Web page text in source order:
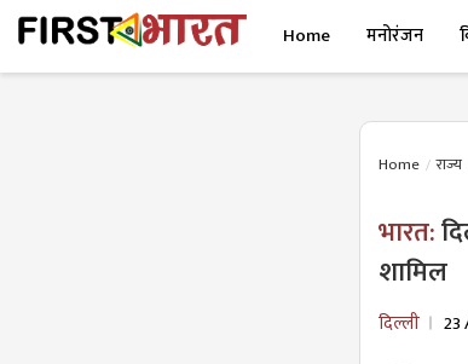
Home मनोरंजन
Home राज्य
भारत:
शामिल
दिल्ली 23